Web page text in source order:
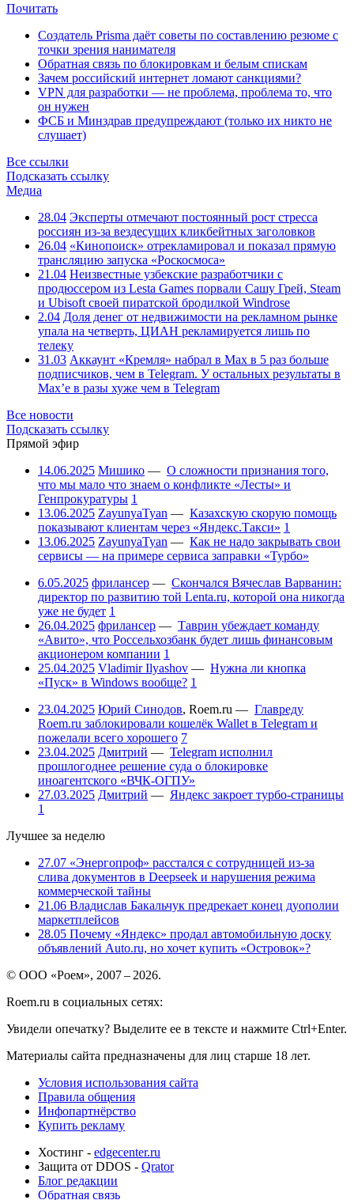
Почитать
Создатель Prisma даёт советы по составлению резюме с
точки зрения нанимателя
Обратная связь по блокировкам и белым спискам
Зачем российский интернет ломают санкциями?
VPN для разработки — не проблема, проблема то, что
он нужен
ФСБ и Минздрав предупреждают (только их никто не
слушает)
Все ссылки
Подсказать ссылку
Медиа
28.04 Эксперты отмечают постоянный рост стресса
россиян из-за вездесущих кликбейтных заголовков
26.04 «Кинопоиск» отрекламировал и показал прямую
трансляцию запуска «Роскосмоса»
21.04 Неизвестные узбекские разработчики с
продюссером из Lesta Games порвали Сашу Грей, Steam
и Ubisoft своей пиратской бродилкой Windrose
2.04 Доля денег от недвижимости на рекламном рынке
упала на четверть, ЦИАН рекламируется лишь по
телеку
31.03 Аккаунт «Кремля» набрал в Max в 5 раз больше
подписчиков, чем в Telegram. У остальных результаты в
Max’е в разы хуже чем в Telegram
Все новости
Подсказать ссылку
Прямой эфир
14.06.2025 Мишико — О сложности признания того,
что мы мало что знаем о конфликте «Лесты» и
Генпрокуратуры 1
13.06.2025 ZayunyaTyan — Казахскую скорую помощь
показывают клиентам через «Яндекс.Такси» 1
13.06.2025 ZayunyaTyan — Как не надо закрывать свои
сервисы — на примере сервиса заправки «Турбо»
6.05.2025 фрилансер — Скончался Вячеслав Варванин:
директор по развитию той Lenta.ru, которой она никогда
уже не будет 1
26.04.2025 фрилансер — Таврин убеждает команду
«Авито», что Россельхозбанк будет лишь финансовым
акционером компании 1
25.04.2025 Vladimir Ilyashov — Нужна ли кнопка
«Пуск» в Windows вообще? 1
23.04.2025 Юрий Синодов, Roem.ru — Главреду
Roem.ru заблокировали кошелёк Wallet в Telegram и
пожелали всего хорошего 7
23.04.2025 Дмитрий — Telegram исполнил
прошлогоднее решение суда о блокировке
иноагентского «ВЧК-ОГПУ»
27.03.2025 Дмитрий — Яндекс закроет турбо-страницы
1
Лучшее за неделю
27.07 «Энергопроф» расстался с сотрудницей из-за
слива документов в Deepseek и нарушения режима
коммерческой тайны
21.06 Владислав Бакальчук предрекает конец дуополии
маркетплейсов
28.05 Почему «Яндекс» продал автомобильную доску
объявлений Auto.ru, но хочет купить «Островок»?
© ООО «Роем», 2007 – 2026.
Roem.ru в социальных сетях:
Увидели опечатку? Выделите ее в тексте и нажмите Ctrl+Enter.
Материалы сайта предназначены для лиц старше 18 лет.
Условия использования сайта
Правила общения
Инфопартнёрство
Купить рекламу
Хостинг - edgecenter.ru
Защита от DDOS - Qrator
Блог редакции
Обратная связь